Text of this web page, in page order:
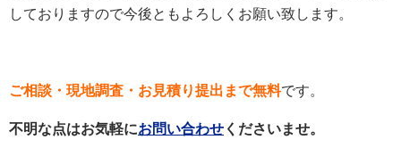
しておりますので今後ともよろしくお願い致します。
ご相談・現地調査・お見積り提出まで無料です。
不明な点はお気軽にお問い合わせ くださいませ。